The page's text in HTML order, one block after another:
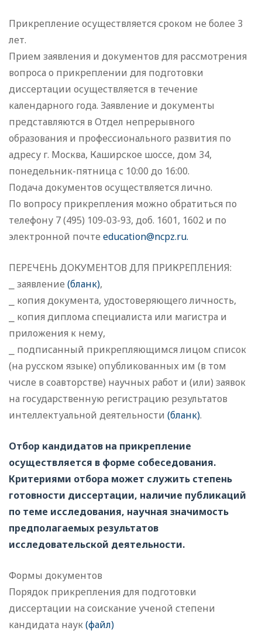
Прикрепление осуществляется сроком не более 3
лет.
Прием заявления и документов для рассмотрения
вопроса о прикреплении для подготовки
диссертации осуществляется в течение
календарного года. Заявление и документы
представляются в Отдел непрерывного
образования и профессионального развития по
адресу г. Москва, Каширское шоссе, дом 34,
понедельник-пятница с 10:00 до 16:00.
Подача документов осуществляется лично.
По вопросу прикрепления можно обратиться по
телефону 7 (495) 109-03-93, доб. 1601, 1602 и по
электронной почте education@ncpz.ru.
ПЕРЕЧЕНЬ ДОКУМЕНТОВ ДЛЯ ПРИКРЕПЛЕНИЯ:
⎯ заявление (бланк),
⎯ копия документа, удостоверяющего личность,
⎯ копия диплома специалиста или магистра и
приложения к нему,
⎯ подписанный прикрепляющимся лицом список
(на русском языке) опубликованных им (в том
числе в соавторстве) научных работ и (или) заявок
на государственную регистрацию результатов
интеллектуальной деятельности (бланк).
Отбор кандидатов на прикрепление
осуществляется в форме собеседования.
Критериями отбора может служить степень
готовности диссертации, наличие публикаций
по теме исследования, научная значимость
предполагаемых результатов
исследовательской деятельности.
Формы документов
Порядок прикрепления для подготовки
диссертации на соискание ученой степени
кандидата наук(файл)